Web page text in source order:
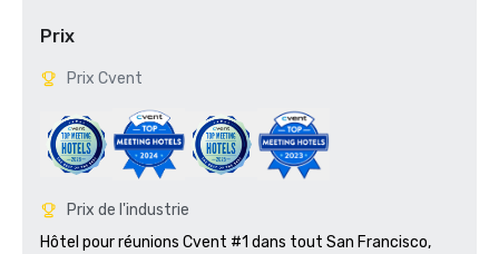
Prix
Prix Cvent
Prix de l'industrie
Hôtel pour réunions Cvent #1 dans tout San Francisco,